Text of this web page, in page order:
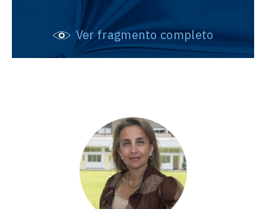
Ver fragmento completo